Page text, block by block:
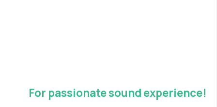
For passionate sound experience!